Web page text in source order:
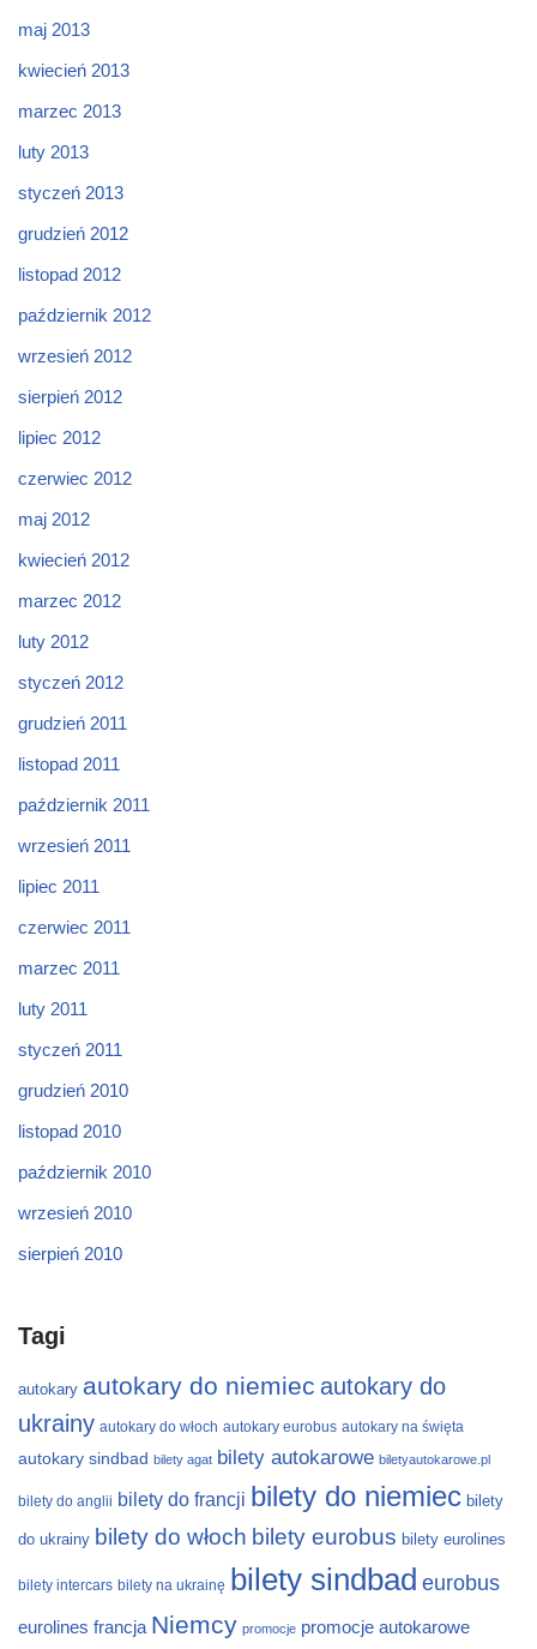
maj 2013
kwiecień 2013
marzec 2013
luty 2013
styczeń 2013
grudzień 2012
listopad 2012
październik 2012
wrzesień 2012
sierpień 2012
lipiec 2012
czerwiec 2012
maj 2012
kwiecień 2012
marzec 2012
luty 2012
styczeń 2012
grudzień 2011
listopad 2011
październik 2011
wrzesień 2011
lipiec 2011
czerwiec 2011
marzec 2011
luty 2011
styczeń 2011
grudzień 2010
listopad 2010
październik 2010
wrzesień 2010
sierpień 2010
Tagi
autokary autokary do niemiec autokary do
ukrainy autokary do włoch autokary eurobus autokary na święta
autokary sindbad bilety agat bilety autokarowe biletyautokarowe.pl
bilety do anglii bilety do francji bilety do niemiec bilety
do ukrainy bilety do włoch bilety eurobus bilety eurolines
bilety intercars bilety na ukrainę bilety sindbad eurobus
eurolines francja Niemcy promocje promocje autokarowe